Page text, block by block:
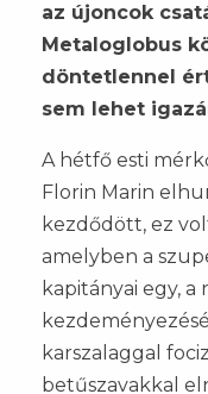
az újoncok
Metaloglobus
döntetlennel
sem lehet
A hétfő esti
Florin Marin
kezdődött, ez
amelyben a
kapitányai egy, a
karszalaggal
betűszavakkal